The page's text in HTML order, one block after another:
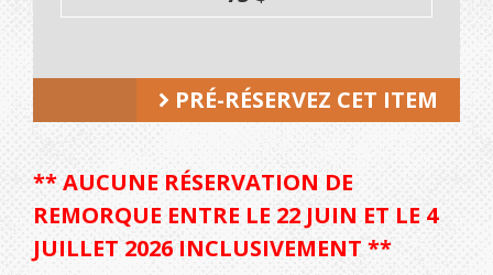
PRÉ-RÉSERVEZ CET ITEM
** AUCUNE RÉSERVATION DE
REMORQUE ENTRE LE 22 JUIN ET LE 4
JUILLET 2026 INCLUSIVEMENT **